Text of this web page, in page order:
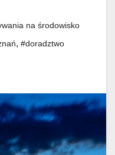
na środowisko
, #doradztwo